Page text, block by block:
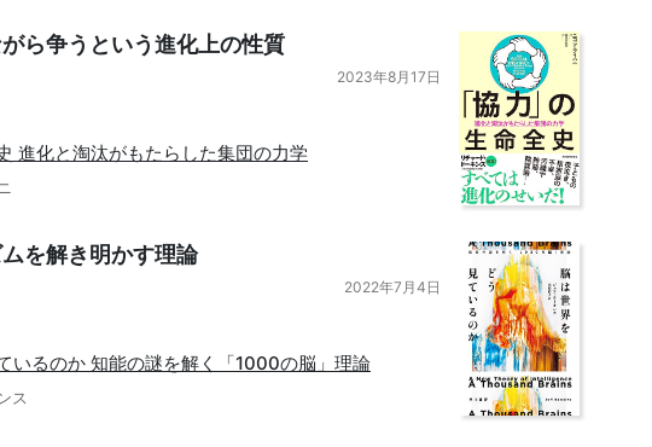
ら争うという進化上の性質
2023年8月17日
進化と淘汰がもたらした集団の力学
を解き明かす理論
2022年7月4日
いるのか 知能の謎を解く「1000の脳」理論
ス